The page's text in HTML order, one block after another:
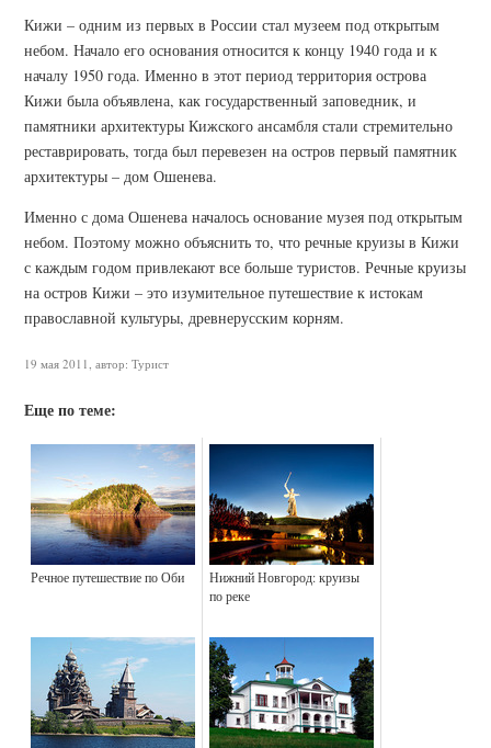
Кижи – одним из первых в России стал музеем под открытым
небом. Начало его основания относится к концу 1940 года и к
началу 1950 года. Именно в этот период территория острова
Кижи была объявлена, как государственный заповедник, и
памятники архитектуры Кижского ансамбля стали стремительно
реставрировать, тогда был перевезен на остров первый памятник
архитектуры – дом Ошенева.
Именно с дома Ошенева началось основание музея под открытым
небом. Поэтому можно объяснить то, что речные круизы в Кижи
с каждым годом привлекают все больше туристов. Речные круизы
на остров Кижи – это изумительное путешествие к истокам
православной культуры, древнерусским корням.
19 мая 2011, автор: Турист
Еще по теме:
Речное путешествие по Оби
Нижний Новгород: круизы
по реке